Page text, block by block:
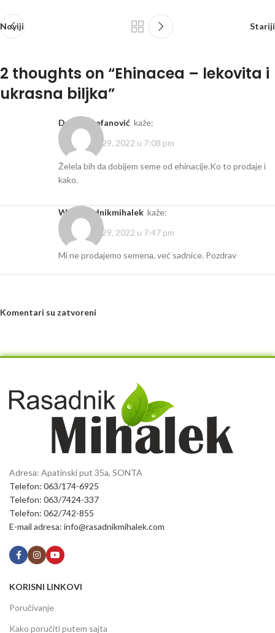
Noviji Stariji
2 thoughts on “Ehinacea – lekovita i
ukrasna biljka”
Dušica stefanović kaže:
septembar 29, 2022 u 7:08 pm
Želela bih da dobijem seme od ehinacije.Ko to prodaje i
kako.
wp-rasadnikmihalek kaže:
septembar 29, 2022 u 7:47 pm
Mi ne prodajemo semena, već sadnice. Pozdrav
Komentari su zatvoreni
Adresa: Apatinski put 35a, SONTA
Telefon: 063/174-6925
Telefon: 063/7424-337
Telefon: 062/742-855
E-mail adresa: info@rasadnikmihalek.com
KORISNI LINKOVI
Poručivanje
Kako poručiti putem sajta